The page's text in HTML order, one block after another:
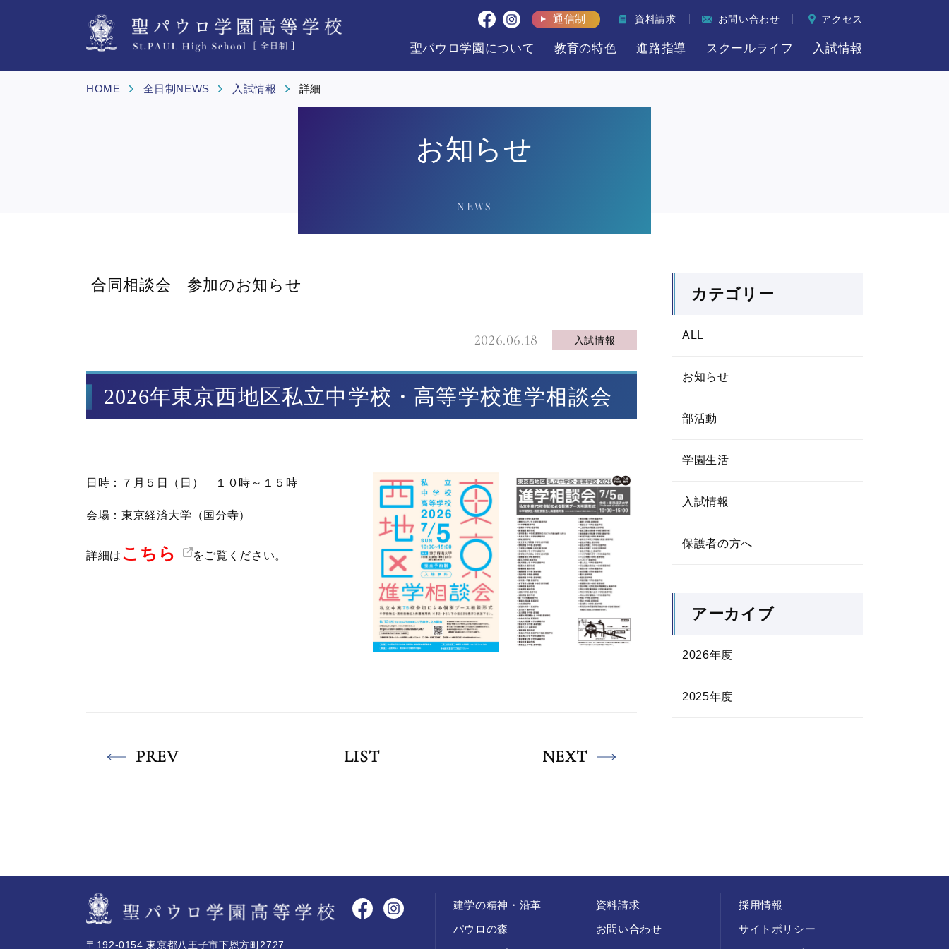
聖パウロ学園について 教育の特色 進路指導 スクールライフ 入試情報
資料請求 お問い合わせ アクセス
通信制
HOME 全日制NEWS 入試情報 詳細
お知らせ
NEWS
合同相談会 参加のお知らせ
2026.06.18 入試情報
2026年東京西地区私立中学校・高等学校進学相談会
日時：７月５日（日） １０時～１５時
会場：東京経済大学（国分寺）
詳細は こちら をご覧ください。
PREV LIST NEXT
カテゴリー
ALL
お知らせ
部活動
学園生活
入試情報
保護者の方へ
アーカイブ
2026年度
2025年度
〒192-0154 東京都八王子市下恩方町2727
建学の精神・沿革
パウロの森
資料請求
お問い合わせ
採用情報
サイトポリシー